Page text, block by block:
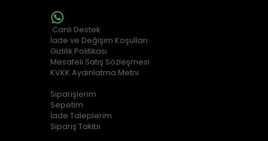
Canlı Destek
İade ve Değişim Koşulları
Gizlilik Politikası
Mesafeli Satış Sözleşmesi
KVKK Aydınlatma Metni
Siparişlerim
Sepetim
İade Taleplerim
Sipariş Takibi